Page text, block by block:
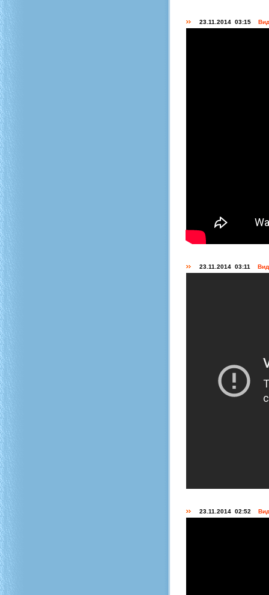
23.11.2014 03:15
23.11.2014 03:11
23.11.2014 02:52